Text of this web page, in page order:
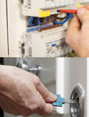
SAVOIR PLUS
SAVOIR PLUS